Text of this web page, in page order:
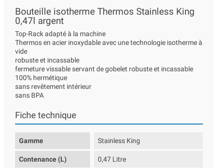
Bouteille isotherme Thermos Stainless King
0,47l argent
Top-Rack adapté à la machine
Thermos en acier inoxydable avec une technologie isotherme à
vide
robuste et incassable
fermeture vissable servant de gobelet robuste et incassable
100% hermétique
sans revêtement intérieur
sans BPA
Fiche technique
Gamme Stainless King
Contenance (L) 0,47 Litre